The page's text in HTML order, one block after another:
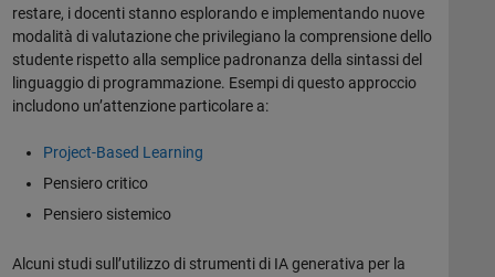
restare, i docenti stanno esplorando e implementando nuove
modalità di valutazione che privilegiano la comprensione dello
studente rispetto alla semplice padronanza della sintassi del
linguaggio di programmazione. Esempi di questo approccio
includono un’attenzione particolare a:
Project-Based Learning
Pensiero critico
Pensiero sistemico
Alcuni studi sull’utilizzo di strumenti di IA generativa per la